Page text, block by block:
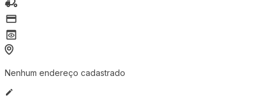
Nenhum endereço cadastrado